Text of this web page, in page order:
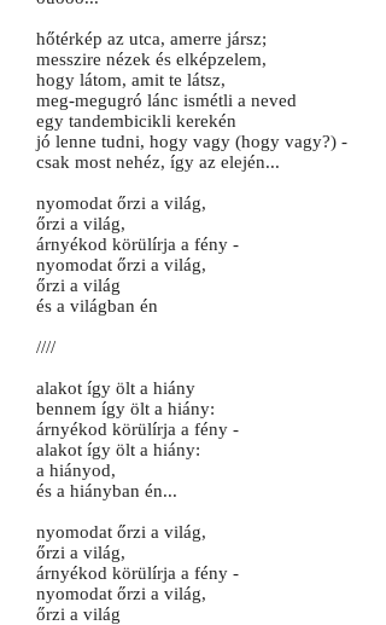
hőtérkép az utca, amerre jársz;
messzire nézek és elképzelem,
hogy látom, amit te látsz,
meg-megugró lánc ismétli a neved
egy tandembicikli kerekén
jó lenne tudni, hogy vagy (hogy vagy?) -
csak most nehéz, így az elején...
nyomodat őrzi a világ,
őrzi a világ,
árnyékod körülírja a fény -
nyomodat őrzi a világ,
őrzi a világ
és a világban én
////
alakot így ölt a hiány
bennem így ölt a hiány:
árnyékod körülírja a fény -
alakot így ölt a hiány:
a hiányod,
és a hiányban én...
nyomodat őrzi a világ,
őrzi a világ,
árnyékod körülírja a fény -
nyomodat őrzi a világ,
őrzi a világ